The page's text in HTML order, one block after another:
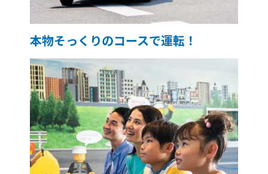
本物そっくりのコースで運転！